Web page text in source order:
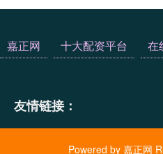
嘉正网 十大配资平台 在
友情链接：
Powered by 嘉正网